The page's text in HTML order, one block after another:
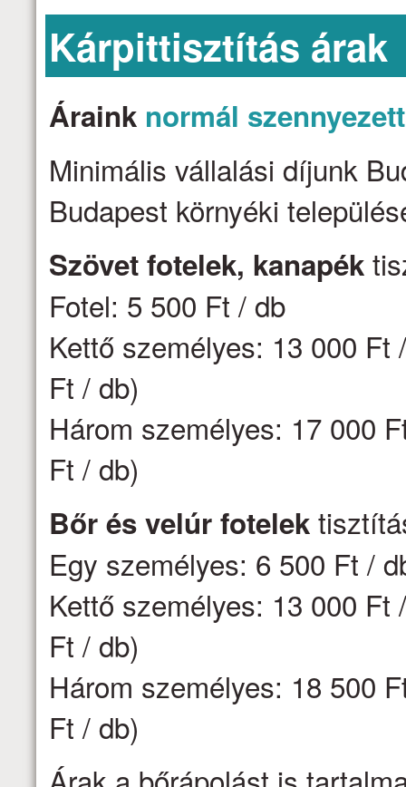
Kárpittisztítás árak
Áraink normál
Minimális vállalási díjunk
Budapest környéki
Szövet fotelek, kanapék
Fotel: 5 500 Ft / db
Kettő személyes: 13 000
Ft / db)
Három személyes: 17 000
Ft / db)
Bőr és velúr fotelek
Egy személyes: 6 500 Ft /
Kettő személyes: 13 000
Ft / db)
Három személyes: 18 500
Ft / db)